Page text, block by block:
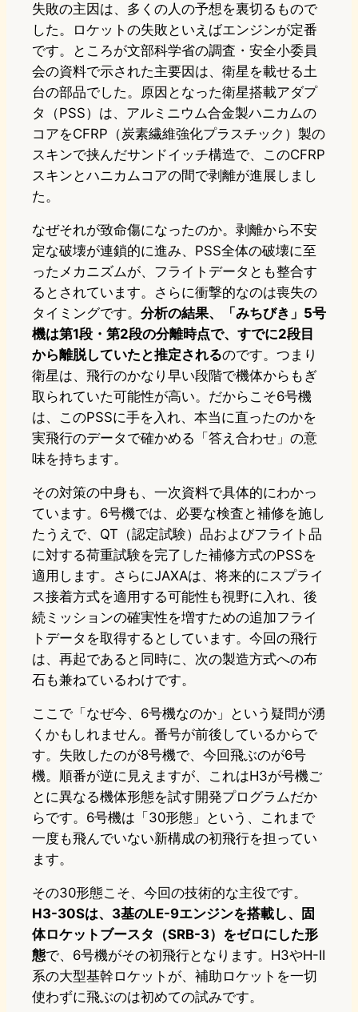
失敗の主因は、多くの人の予想を裏切るもので
した。ロケットの失敗といえばエンジンが定番
です。ところが文部科学省の調査・安全小委員
会の資料で示された主要因は、衛星を載せる土
台の部品でした。原因となった衛星搭載アダプ
タ（PSS）は、アルミニウム合金製ハニカムの
コアをCFRP（炭素繊維強化プラスチック）製の
スキンで挟んだサンドイッチ構造で、このCFRP
スキンとハニカムコアの間で剥離が進展しまし
た。
なぜそれが致命傷になったのか。剥離から不安
定な破壊が連鎖的に進み、PSS全体の破壊に至
ったメカニズムが、フライトデータとも整合す
るとされています。さらに衝撃的なのは喪失の
タイミングです。 分析の結果、「みちびき」5号
機は第1段・第2段の分離時点で、すでに2段目
から離脱していたと推定されるのです。つまり
衛星は、飛行のかなり早い段階で機体からもぎ
取られていた可能性が高い。だからこそ6号機
は、このPSSに手を入れ、本当に直ったのかを
実飛行のデータで確かめる「答え合わせ」の意
味を持ちます。
その対策の中身も、一次資料で具体的にわかっ
ています。6号機では、必要な検査と補修を施し
たうえで、QT（認定試験）品およびフライト品
に対する荷重試験を完了した補修方式のPSSを
適用します。さらにJAXAは、将来的にスプライ
ス接着方式を適用する可能性も視野に入れ、後
続ミッションの確実性を増すための追加フライ
トデータを取得するとしています。今回の飛行
は、再起であると同時に、次の製造方式への布
石も兼ねているわけです。
ここで「なぜ今、6号機なのか」という疑問が湧
くかもしれません。番号が前後しているからで
す。失敗したのが8号機で、今回飛ぶのが6号
機。順番が逆に見えますが、これはH3が号機ご
とに異なる機体形態を試す開発プログラムだか
らです。6号機は「30形態」という、これまで
一度も飛んでいない新構成の初飛行を担ってい
ます。
その30形態こそ、今回の技術的な主役です。
H3-30Sは、3基のLE-9エンジンを搭載し、固
体ロケットブースタ（SRB-3）をゼロにした形
態で、6号機がその初飛行となります。H3やH-II
系の大型基幹ロケットが、補助ロケットを一切
使わずに飛ぶのは初めての試みです。